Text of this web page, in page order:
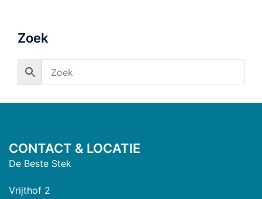
Zoek
CONTACT & LOCATIE
De Beste Stek
Vrijthof 2